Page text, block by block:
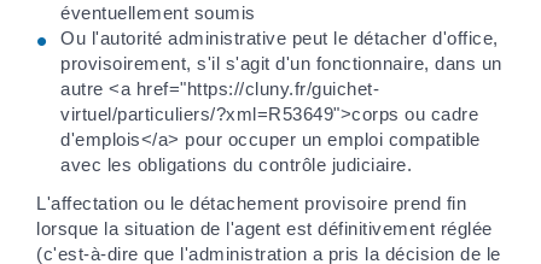
éventuellement soumis
Ou l'autorité administrative peut le détacher d'office,
provisoirement, s'il s'agit d'un fonctionnaire, dans un
autre <a href="https://cluny.fr/guichet-
virtuel/particuliers/?xml=R53649">corps ou cadre
d'emplois</a> pour occuper un emploi compatible
avec les obligations du contrôle judiciaire.
L'affectation ou le détachement provisoire prend fin
lorsque la situation de l'agent est définitivement réglée
(c'est-à-dire que l'administration a pris la décision de le